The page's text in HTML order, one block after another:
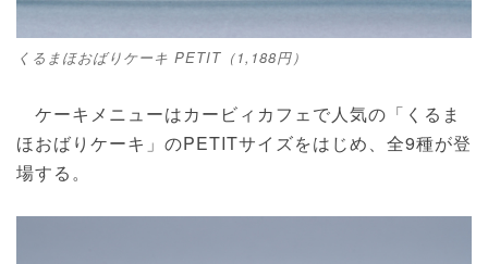
くるまほおばりケーキ PETIT（1,188円）
ケーキメニューはカービィカフェで人気の「くるま
ほおばりケーキ」のPETITサイズをはじめ、全9種が登
場する。